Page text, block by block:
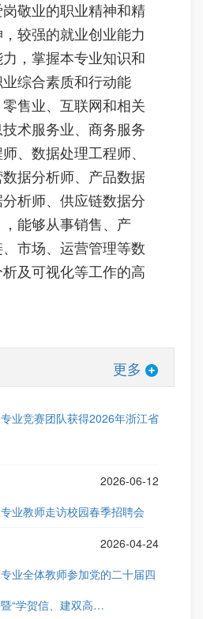
敬业的职业精神和精
较强的就业创业能力
，掌握本专业知识和
综合素质和行动能
售业、互联网和相关
术服务业、商务服务
、数据处理工程师、
据分析师、产品数据
析师、供应链数据分
能够从事销售、产
市场、运营管理等数
及可视化等工作的高
更多
业竞赛团队获得2026年浙江省
2026-06-12
业教师走访校园春季招聘会
2026-04-24
业全体教师参加党的二十届四
“学贺信、建双高…